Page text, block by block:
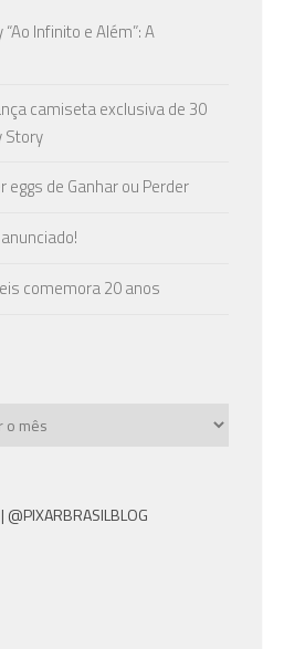
“Ao Infinito e Além”: A
camiseta exclusiva de 30
Story
eggs de Ganhar ou Perder
comemora 20 anos
@PIXARBRASILBLOG